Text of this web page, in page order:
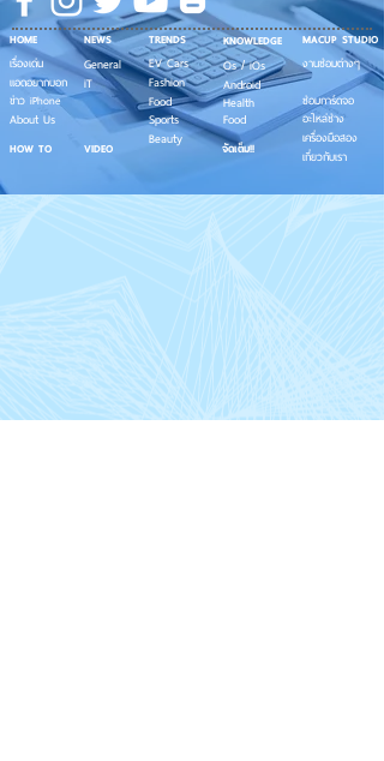
TRENDS
EV Cars
Fashion
Food
Sports
Beauty
KNOWLEDGE
Os / iOs
Android
Health
Food
MACUP STUDIO
งานซ่อมต่างๆ
ซ่อมการ์ดจอ
อะไหล่ช่าง
เครื่องมือสอง
เกี่ยวกับเรา
NEWS
General
iT
HOME
เรื่องเด่น
แอดอยากบอก
About Us
ข่าว iPhone
จัดเต็ม!!
HOW TO VIDEO